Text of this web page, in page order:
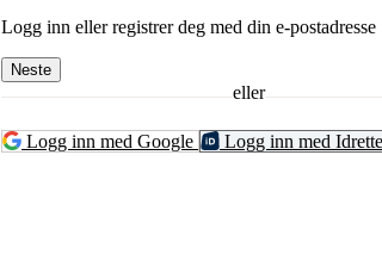
Logg inn eller registrer deg med din e-postadresse
Neste
eller
Logg inn med Google Logg inn med